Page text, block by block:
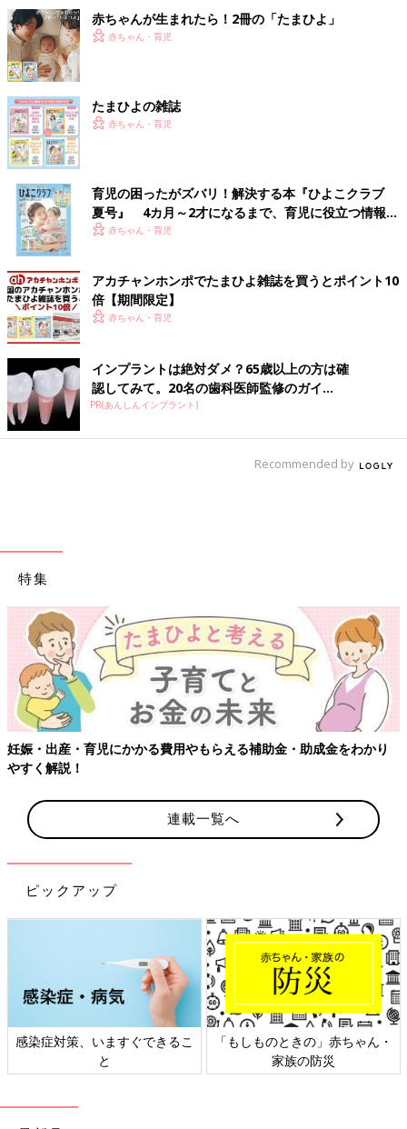
赤ちゃんが生まれたら！2冊の「たまひよ」
赤ちゃん・育児
たまひよの雑誌
赤ちゃん・育児
育児の困ったがズバリ！解決する本『ひよこクラブ
夏号』 4カ月～2才になるまで、育児に役立つ情報が
いっぱい！
赤ちゃん・育児
アカチャンホンポでたまひよ雑誌を買うとポイント10
倍【期間限定】
赤ちゃん・育児
インプラントは絶対ダメ？65歳以上の方は確
認してみて。20名の歯科医師監修のガイ...
PR(あんしんインプラント)
Recommended by
特集
妊娠・出産・育児にかかる費用やもらえる補助金・助成金をわかり
やすく解説！
連載一覧へ
ピックアップ
感染症対策、いますぐできるこ
と
「もしものときの」赤ちゃん・
家族の防災